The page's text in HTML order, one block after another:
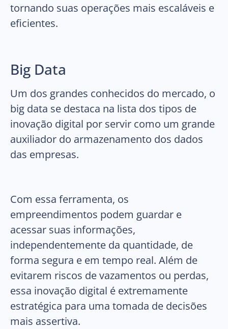
tornando suas operações mais escaláveis e
eficientes.
Big Data
Um dos grandes conhecidos do mercado, o
big data se destaca na lista dos tipos de
inovação digital por servir como um grande
auxiliador do armazenamento dos dados
das empresas.
Com essa ferramenta, os
empreendimentos podem guardar e
acessar suas informações,
independentemente da quantidade, de
forma segura e em tempo real. Além de
evitarem riscos de vazamentos ou perdas,
essa inovação digital é extremamente
estratégica para uma tomada de decisões
mais assertiva.